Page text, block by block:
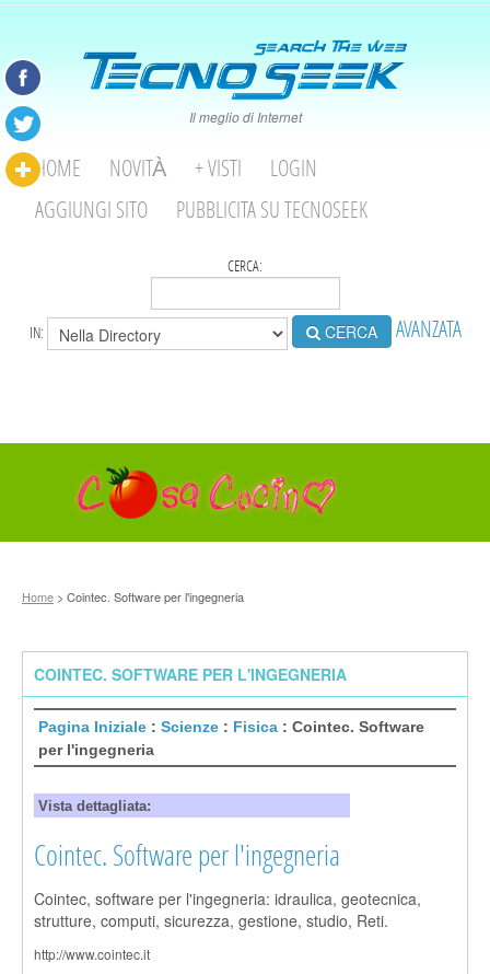
Il meglio di Internet
HOME NOVITÀ + VISTI
LOGIN
AGGIUNGI SITO
PUBBLICITA SU TECNOSEEK
CERCA:
IN: CERCA AVANZATA
Home > Cointec. Software per l'ingegneria
COINTEC. SOFTWARE PER L'INGEGNERIA
Pagina Iniziale : Scienze : Fisica : Cointec. Software
per l'ingegneria
Vista dettagliata:
Cointec. Software per l'ingegneria
Cointec, software per l'ingegneria: idraulica, geotecnica,
strutture, computi, sicurezza, gestione, studio, Reti.
http://www.cointec.it